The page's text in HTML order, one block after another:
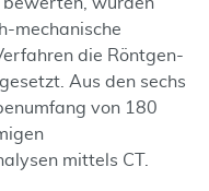
mechanische
die Röntgen-
Aus den sechs
von 180
mittels CT.